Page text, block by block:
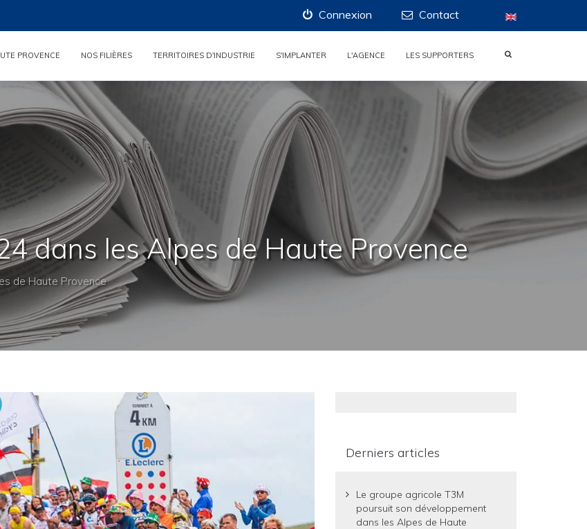
Connexion Contact
PROVENCE NOS FILIÈRES TERRITOIRES D'INDUSTRIE S'IMPLANTER L'AGENCE LES SUPPORTERS
dans les Alpes de Haute Provence
de Haute Provence
Derniers articles
Le groupe agricole T3M
poursuit son développement
dans les Alpes de Haute